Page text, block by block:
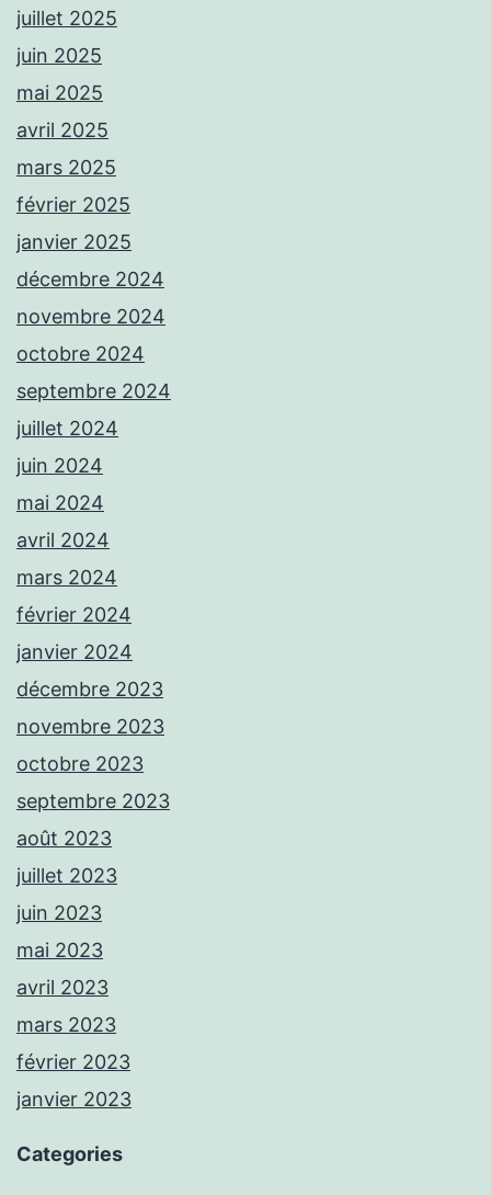
juillet 2025
juin 2025
mai 2025
avril 2025
mars 2025
février 2025
janvier 2025
décembre 2024
novembre 2024
octobre 2024
septembre 2024
juillet 2024
juin 2024
mai 2024
avril 2024
mars 2024
février 2024
janvier 2024
décembre 2023
novembre 2023
octobre 2023
septembre 2023
août 2023
juillet 2023
juin 2023
mai 2023
avril 2023
mars 2023
février 2023
janvier 2023
Categories